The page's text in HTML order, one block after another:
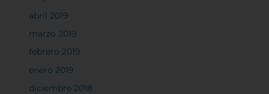
abril 2019
marzo 2019
febrero 2019
enero 2019
diciembre 2018
Cookies de rendimiento